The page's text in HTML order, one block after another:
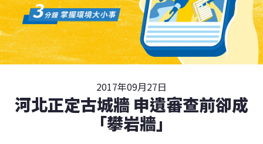
2017年09月27日
河北正定古城牆 申遺審查前卻成
「攀岩牆」